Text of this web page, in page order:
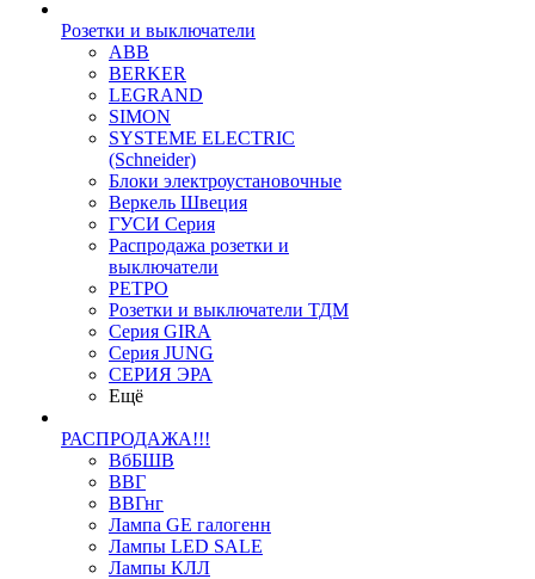
Розетки и выключатели
ABB
BERKER
LEGRAND
SIMON
SYSTEME ELECTRIC
(Schneider)
Блоки электроустановочные
Веркель Швеция
ГУСИ Серия
Распродажа розетки и
выключатели
РЕТРО
Розетки и выключатели ТДМ
Серия GIRA
Серия JUNG
СЕРИЯ ЭРА
Ещё
РАСПРОДАЖА!!!
ВбБШВ
ВВГ
ВВГнг
Лампа GE галогенн
Лампы LED SALE
Лампы КЛЛ